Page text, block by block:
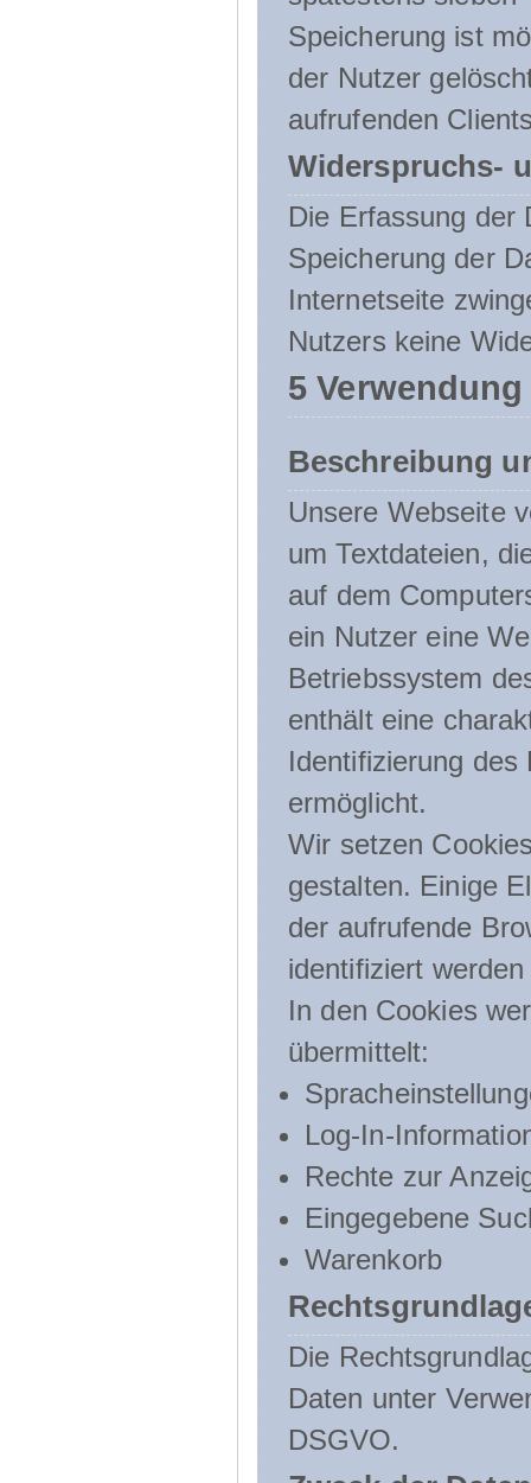
Speicherung ist
der Nutzer
aufrufenden
Widerspruchs-
Die Erfassung der
Speicherung der
Internetseite
Nutzers keine
5
Beschreibung
Unsere Webseite
um Textdateien,
auf dem
ein Nutzer eine
Betriebssystem
enthält eine
Identifizierung
ermöglicht.
Wir setzen
gestalten. Einige
der aufrufende
identifiziert
In den Cookies
übermittelt:
Log-In-
Rechte zur
Eingegebene
Warenkorb
Die
Daten unter
DSGVO.